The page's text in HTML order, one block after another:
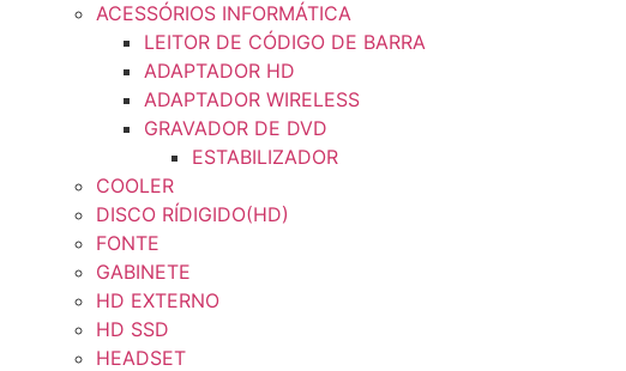
ACESSÓRIOS INFORMÁTICA
LEITOR DE CÓDIGO DE BARRA
ADAPTADOR HD
ADAPTADOR WIRELESS
GRAVADOR DE DVD
ESTABILIZADOR
COOLER
DISCO RÍDIGIDO(HD)
FONTE
GABINETE
HD EXTERNO
HD SSD
HEADSET